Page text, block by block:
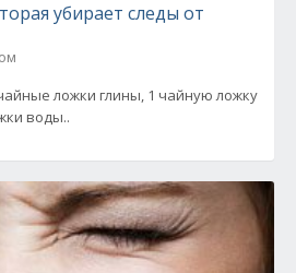
убирает следы от
ложки глины, 1 чайную ложку
воды..